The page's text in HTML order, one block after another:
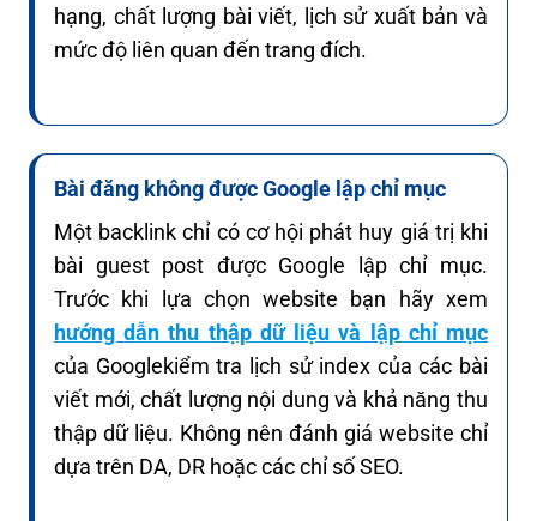
hạng, chất lượng bài viết, lịch sử xuất bản và
mức độ liên quan đến trang đích.
Bài đăng không được Google lập chỉ mục
Một backlink chỉ có cơ hội phát huy giá trị khi
bài guest post được Google lập chỉ mục.
Trước khi lựa chọn website bạn hãy xem
hướng dẫn thu thập dữ liệu và lập chỉ mục
của Googlekiểm tra lịch sử index của các bài
viết mới, chất lượng nội dung và khả năng thu
thập dữ liệu. Không nên đánh giá website chỉ
dựa trên DA, DR hoặc các chỉ số SEO.